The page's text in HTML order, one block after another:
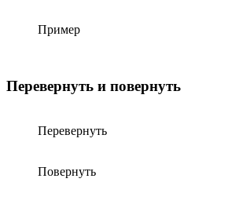
Пример
Перевернуть и повернуть
Перевернуть
Повернуть